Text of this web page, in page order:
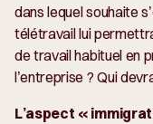
dans lequel souhaite
télétravail lui
de travail habituel en
l’entreprise ? Qui
L’aspect «